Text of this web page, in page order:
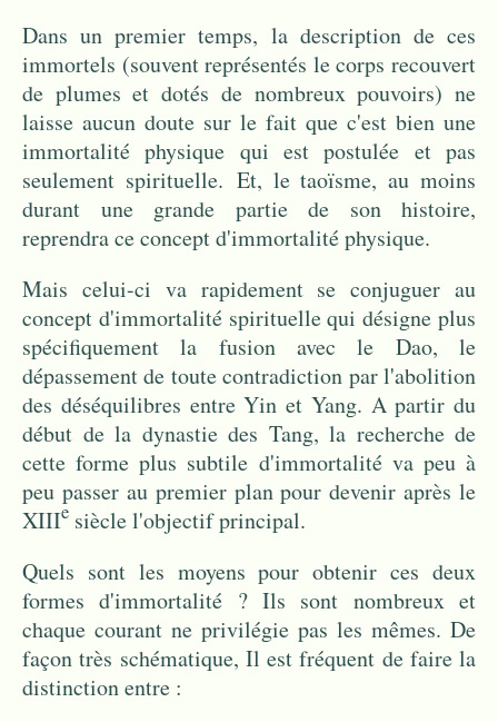
Dans un premier temps, la description de ces
immortels (souvent représentés le corps recouvert
de plumes et dotés de nombreux pouvoirs) ne
laisse aucun doute sur le fait que c'est bien une
immortalité physique qui est postulée et pas
seulement spirituelle. Et, le taoïsme, au moins
durant une grande partie de son histoire,
reprendra ce concept d'immortalité physique.
Mais celui-ci va rapidement se conjuguer au
concept d'immortalité spirituelle qui désigne plus
spécifiquement la fusion avec le Dao, le
dépassement de toute contradiction par l'abolition
des déséquilibres entre Yin et Yang. A partir du
début de la dynastie des Tang, la recherche de
cette forme plus subtile d'immortalité va peu à
peu passer au premier plan pour devenir après le
XIIIe siècle l'objectif principal.
Quels sont les moyens pour obtenir ces deux
formes d'immortalité ? Ils sont nombreux et
chaque courant ne privilégie pas les mêmes. De
façon très schématique, Il est fréquent de faire la
distinction entre :